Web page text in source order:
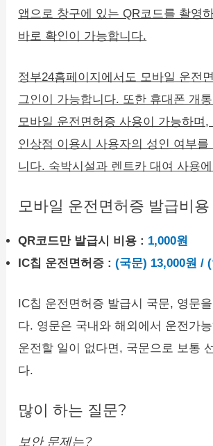
앱으로 창구에 있는 QR코드를 촬영
바로 확인이 가능합니다.
정부24홈페이지에서도 모바일 운전
그인이 가능합니다. 또한 휴대폰 개
모바일 운전면허증 사용이 가능하며,
인상점 이용시 사용자의 성인 여부
니다. 숙박시설과 렌트카 대여 사용
모바일 운전면허증 발급비용
QR코드만 발급시 비용 : 1,000원
IC칩 운전면허증 :(국문) 13,000원 /
IC칩 운전면허증 발급시 국문, 영문
다. 영문은 국내와 해외에서 운전가
운전할 일이 없다면, 국문으로 보통
다.
많이 하는 질문?
보안 문제는?